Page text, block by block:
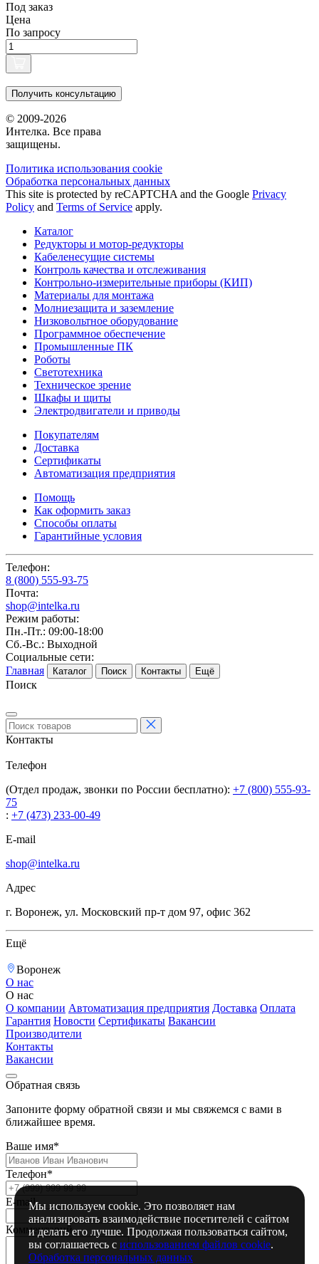
Под заказ
Цена
По запросу
Получить консультацию
© 2009-2026
Интелка. Все права
защищены.
Политика использования сookie
Обработка персональных данных
This site is protected by reCAPTCHA and the Google Privacy
Policy and Terms of Service apply.
Каталог
Редукторы и мотор-редукторы
Кабеленесущие системы
Контроль качества и отслеживания
Контрольно-измерительные приборы (КИП)
Материалы для монтажа
Молниезащита и заземление
Низковольтное оборудование
Программное обеспечение
Промышленные ПК
Роботы
Светотехника
Техническое зрение
Шкафы и щиты
Электродвигатели и приводы
Покупателям
Доставка
Сертификаты
Автоматизация предприятия
Помощь
Как оформить заказ
Способы оплаты
Гарантийные условия
Телефон:
8 (800) 555-93-75
Почта:
shop@intelka.ru
Режим работы:
Пн.-Пт.: 09:00-18:00
Сб.-Вс.: Выходной
Социальные сети:
Главная
Каталог Поиск Контакты Ещё
Поиск
Контакты
Телефон
(Отдел продаж, звонки по России бесплатно): +7 (800) 555-93-
75
: +7 (473) 233-00-49
E-mail
shop@intelka.ru
Адрес
г. Воронеж, ул. Московский пр-т дом 97, офис 362
Ещё
Воронеж
О нас
О нас
О компании Автоматизация предприятия Доставка Оплата
Гарантия Новости Сертификаты Вакансии
Производители
Контакты
Вакансии
Обратная связь
Запоните форму обратной связи и мы свяжемся с вами в
ближайшее время.
Ваше имя*
Телефон*
E-mail
Комментарий
Мы используем cookie. Это позволяет нам
анализировать взаимодействие посетителей с сайтом
и делать его лучше. Продолжая пользоваться сайтом,
вы соглашаетесь с использованием файлов cookie.
Обработка персональных данных